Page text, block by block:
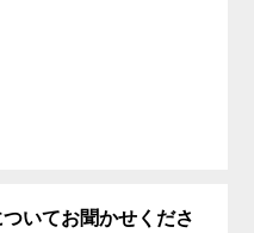
いてお聞かせくださ